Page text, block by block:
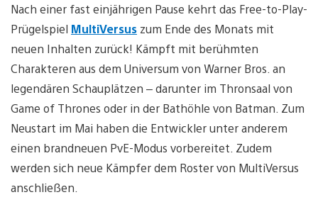
Nach einer fast einjährigen Pause kehrt das Free-to-Play-
Prügelspiel MultiVersus zum Ende des Monats mit
neuen Inhalten zurück! Kämpft mit berühmten
Charakteren aus dem Universum von Warner Bros. an
legendären Schauplätzen – darunter im Thronsaal von
Game of Thrones oder in der Bathöhle von Batman. Zum
Neustart im Mai haben die Entwickler unter anderem
einen brandneuen PvE-Modus vorbereitet. Zudem
werden sich neue Kämpfer dem Roster von MultiVersus
anschließen.